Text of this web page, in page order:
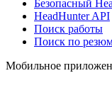
Безопасный
HeadHunter API
Поиск работы
Поиск по
Мобильное